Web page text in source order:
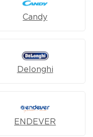
Candy
Delonghi
ENDEVER